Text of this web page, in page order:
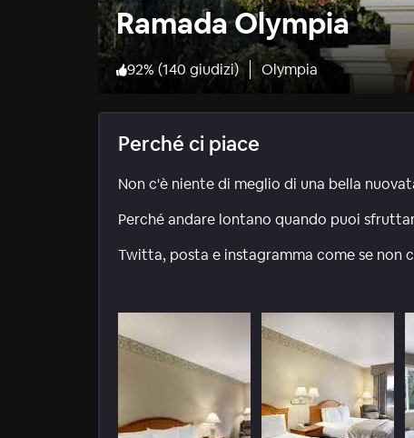
Ramada Olympia
92% (140 giudizi) Olympia
Perché ci piace
Non c'è niente di meglio di una bella
Perché andare lontano quando puoi
Twitta, posta e instagramma come se non